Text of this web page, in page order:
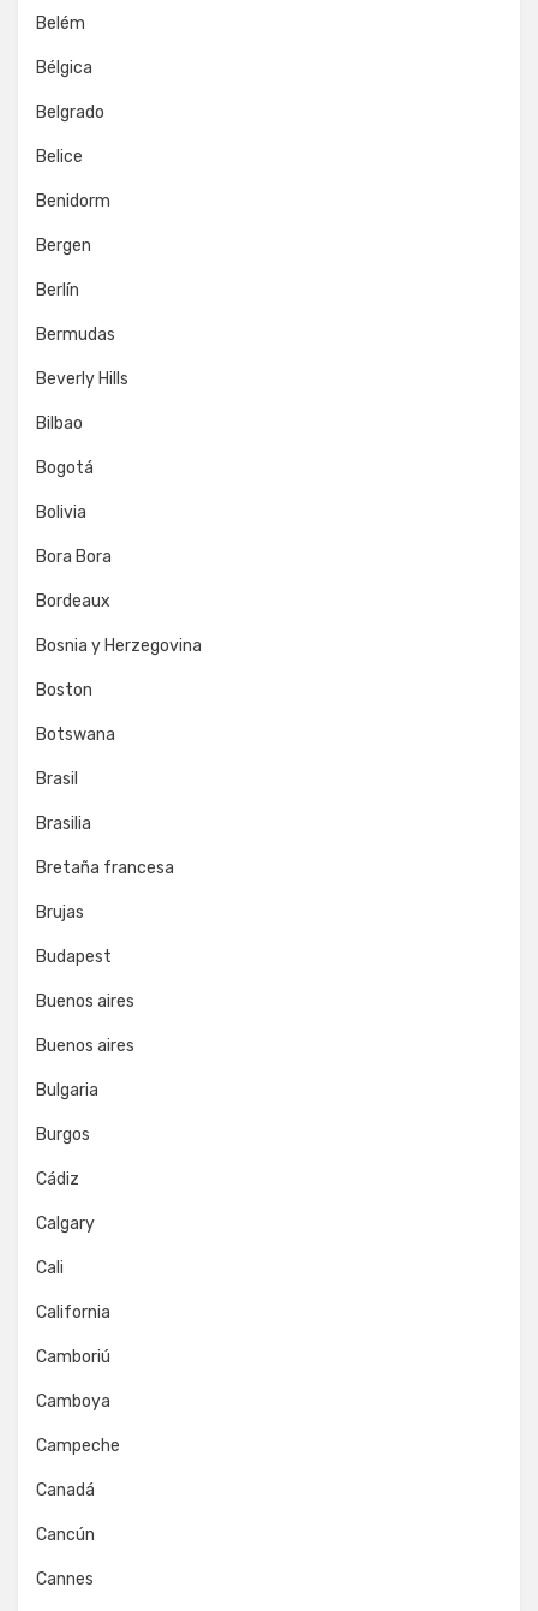
Belém
Bélgica
Belgrado
Belice
Benidorm
Bergen
Berlín
Bermudas
Beverly Hills
Bilbao
Bogotá
Bolivia
Bora Bora
Bordeaux
Bosnia y Herzegovina
Boston
Botswana
Brasil
Brasilia
Bretaña francesa
Brujas
Budapest
Buenos aires
Buenos aires
Bulgaria
Burgos
Cádiz
Calgary
Cali
California
Camboriú
Camboya
Campeche
Canadá
Cancún
Cannes